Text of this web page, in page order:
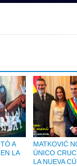
A
LA
MATKOVIĆ
ÚNICO
LA NUEVA